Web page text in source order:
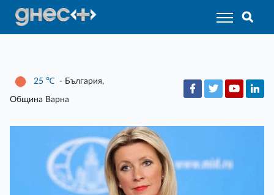
25 ℃ - България,
Община Варна